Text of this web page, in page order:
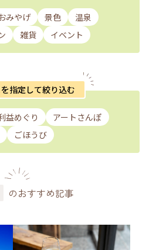
みやげ 景色
温泉
雑貨 イベント
指定して絞り込む
益めぐり
アートさんぽ
ごほうび
のおすすめ記事